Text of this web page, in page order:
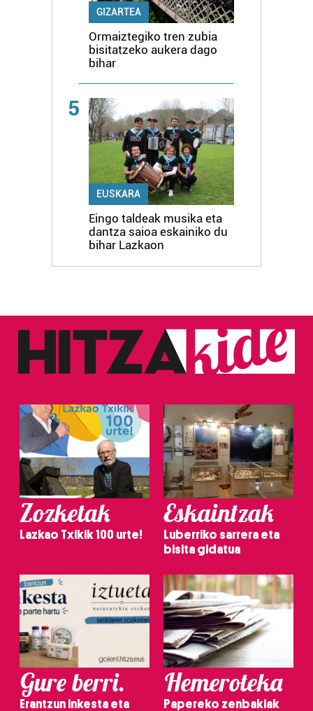
GIZARTEA
Ormaiztegiko tren zubia
bisitatzeko aukera dago
bihar
5
EUSKARA
Eingo taldeak musika eta
dantza saioa eskainiko du
bihar Lazkaon
Zozketak
Lazkao Txikik 100 urte!
Eskaintzak
Luberriko sarrera eta
bisita gidatua
Gure berri.
Erantzun inkesta eta
Hemeroteka
Papereko zenbakiak